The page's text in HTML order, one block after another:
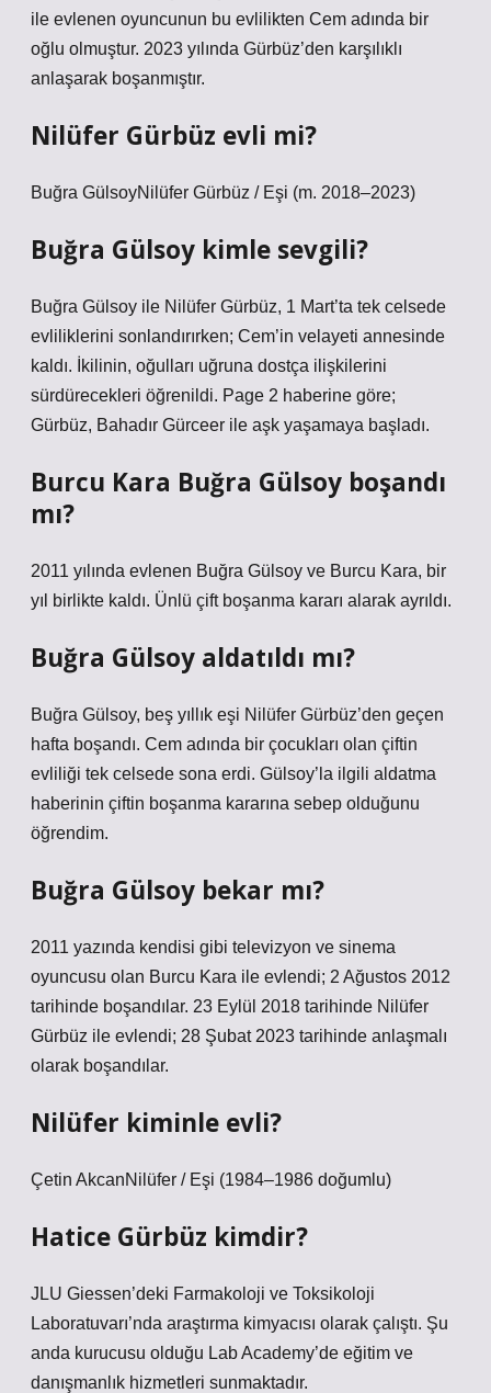
ile evlenen oyuncunun bu evlilikten Cem adında bir
oğlu olmuştur. 2023 yılında Gürbüz’den karşılıklı
anlaşarak boşanmıştır.
Nilüfer Gürbüz evli mi?
Buğra GülsoyNilüfer Gürbüz / Eşi (m. 2018–2023)
Buğra Gülsoy kimle sevgili?
Buğra Gülsoy ile Nilüfer Gürbüz, 1 Mart’ta tek celsede
evliliklerini sonlandırırken; Cem’in velayeti annesinde
kaldı. İkilinin, oğulları uğruna dostça ilişkilerini
sürdürecekleri öğrenildi. Page 2 haberine göre;
Gürbüz, Bahadır Gürceer ile aşk yaşamaya başladı.
Burcu Kara Buğra Gülsoy boşandı
mı?
2011 yılında evlenen Buğra Gülsoy ve Burcu Kara, bir
yıl birlikte kaldı. Ünlü çift boşanma kararı alarak ayrıldı.
Buğra Gülsoy aldatıldı mı?
Buğra Gülsoy, beş yıllık eşi Nilüfer Gürbüz’den geçen
hafta boşandı. Cem adında bir çocukları olan çiftin
evliliği tek celsede sona erdi. Gülsoy’la ilgili aldatma
haberinin çiftin boşanma kararına sebep olduğunu
öğrendim.
Buğra Gülsoy bekar mı?
2011 yazında kendisi gibi televizyon ve sinema
oyuncusu olan Burcu Kara ile evlendi; 2 Ağustos 2012
tarihinde boşandılar. 23 Eylül 2018 tarihinde Nilüfer
Gürbüz ile evlendi; 28 Şubat 2023 tarihinde anlaşmalı
olarak boşandılar.
Nilüfer kiminle evli?
Çetin AkcanNilüfer / Eşi (1984–1986 doğumlu)
Hatice Gürbüz kimdir?
JLU Giessen’deki Farmakoloji ve Toksikoloji
Laboratuvarı’nda araştırma kimyacısı olarak çalıştı. Şu
anda kurucusu olduğu Lab Academy’de eğitim ve
danışmanlık hizmetleri sunmaktadır.